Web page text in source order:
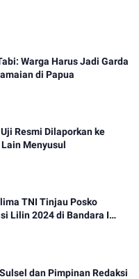
Warga Harus Jadi Garda
di Papua
Resmi Dilaporkan ke
Menyusul
TNI Tinjau Posko
Lilin 2024 di Bandara I
dan Pimpinan Redaksi